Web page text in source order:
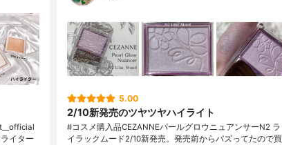
イター
5.00
2/10新発売のツヤツヤハイライト
#コスメ購入品CEZANNEパールグロウニュアンサーN2 ラ
イラックムード2/10新発売。発売前からバズってたので買